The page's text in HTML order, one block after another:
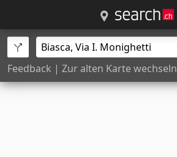
Feedback | Zur alten Karte wechseln